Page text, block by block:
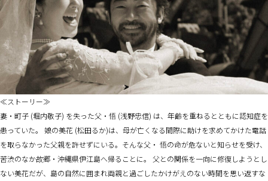
≪ストーリー≫
妻・町子 (堀内敬子) を失った父・悟 (浅野忠信) は、年齢を重ねるとともに認知症を
患っていた。 娘の美花 (松田るか)は、母が亡くなる間際に助けを求めてかけた電話
を取らなかった父親を許せずにいる。そんな父・ 悟の命が危ないと知らせを受け、
苦渋のなか故郷・沖縄県伊江島へ帰ることに。 父との関係を一向に修復しようとし
ない美花だが、島の自然に囲まれ両親と過ごしたかけがえのない時間を思い返すな